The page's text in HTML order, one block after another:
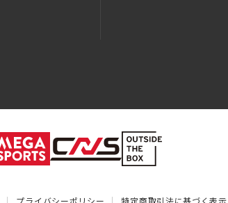
プライバシーポリシー 特定商取引法に基づく表示